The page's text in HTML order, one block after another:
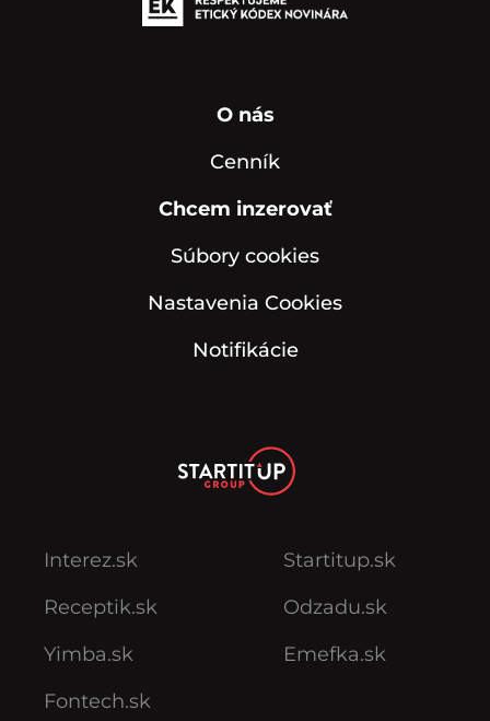
O nás
Cenník
Chcem inzerovať
Súbory cookies
Nastavenia Cookies
Notifikácie
Interez.sk
Receptik.sk
Yimba.sk
Fontech.sk
Startitup.sk
Odzadu.sk
Emefka.sk